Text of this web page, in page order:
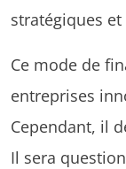
stratégiques
Ce mode de
entreprises
Cependant, il
Il sera